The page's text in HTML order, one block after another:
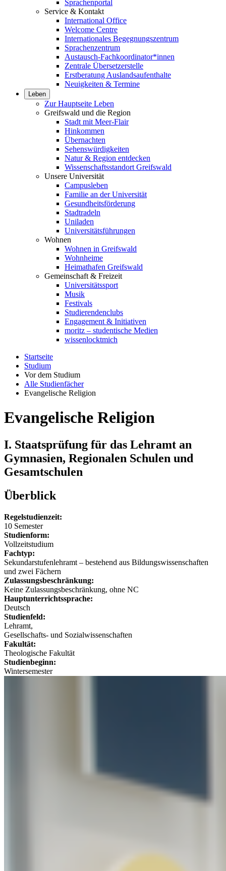
Sprachenportal
Service & Kontakt
International Office
Welcome Centre
Internationales Begegnungszentrum
Sprachenzentrum
Austausch-Fachkoordinator*innen
Zentrale Übersetzerstelle
Erstberatung Auslandsaufenthalte
Neuigkeiten & Termine
Leben
Zur Hauptseite Leben
Greifswald und die Region
Stadt mit Meer-Flair
Hinkommen
Übernachten
Sehenswürdigkeiten
Natur & Region entdecken
Wissenschaftsstandort Greifswald
Unsere Universität
Campusleben
Familie an der Universität
Gesundheitsförderung
Stadtradeln
Uniladen
Universitätsführungen
Wohnen
Wohnen in Greifswald
Wohnheime
Heimathafen Greifswald
Gemeinschaft & Freizeit
Universitätssport
Musik
Festivals
Studierendenclubs
Engagement & Initiativen
moritz – studentische Medien
wissenlocktmich
Startseite
Studium
Vor dem Studium
Alle Studienfächer
Evangelische Religion
Evangelische Religion
I. Staatsprüfung für das Lehramt an
Gymnasien, Regionalen Schulen und
Gesamtschulen
Überblick
Regelstudienzeit:
10 Semester
Studienform:
Vollzeitstudium
Fachtyp:
Sekundarstufenlehramt ‒ bestehend aus Bildungswissenschaften
und zwei Fächern
Zulassungsbeschränkung:
Keine Zulassungsbeschränkung, ohne NC
Hauptunterrichtssprache:
Deutsch
Studienfeld:
Lehramt,
Gesellschafts- und Sozialwissenschaften
Fakultät:
Theologische Fakultät
Studienbeginn:
Wintersemester